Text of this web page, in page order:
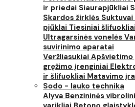
ir priedai Siaurapjūkliai
Skardos žirklės
pjūklai Tiesiniai
Ultragarsinės vonelės
suvirinimo aparatai
Veržliasukiai Apšvietimo
gręžimo įrenginiai
ir šlifuokliai Matavimo
Sodo - lauko technika
Alyva Benzininės